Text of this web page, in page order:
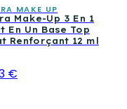
MAKE UP
Make-Up 3 En 1
En Un Base Top
Renforçant 12 ml
€